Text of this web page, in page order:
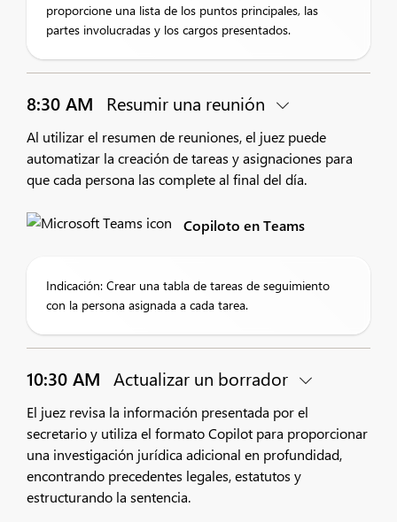
proporcione una lista de los puntos principales, las
partes involucradas y los cargos presentados.
8:30 AM Resumir una reunión
Al utilizar el resumen de reuniones, el juez puede
automatizar la creación de tareas y asignaciones para
que cada persona las complete al final del día.
Copiloto en Teams
Indicación: Crear una tabla de tareas de seguimiento
con la persona asignada a cada tarea.
10:30 AM Actualizar un borrador
El juez revisa la información presentada por el
secretario y utiliza el formato Copilot para proporcionar
una investigación jurídica adicional en profundidad,
encontrando precedentes legales, estatutos y
estructurando la sentencia.